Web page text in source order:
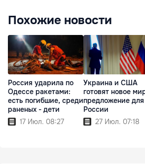
Похожие новости
Россия ударила по
Одессе ракетами:
есть погибшие, среди
раненых - дети
17 Июл. 08:27
Украина и США
готовят новое
предложение для
России
27 Июл. 07:18